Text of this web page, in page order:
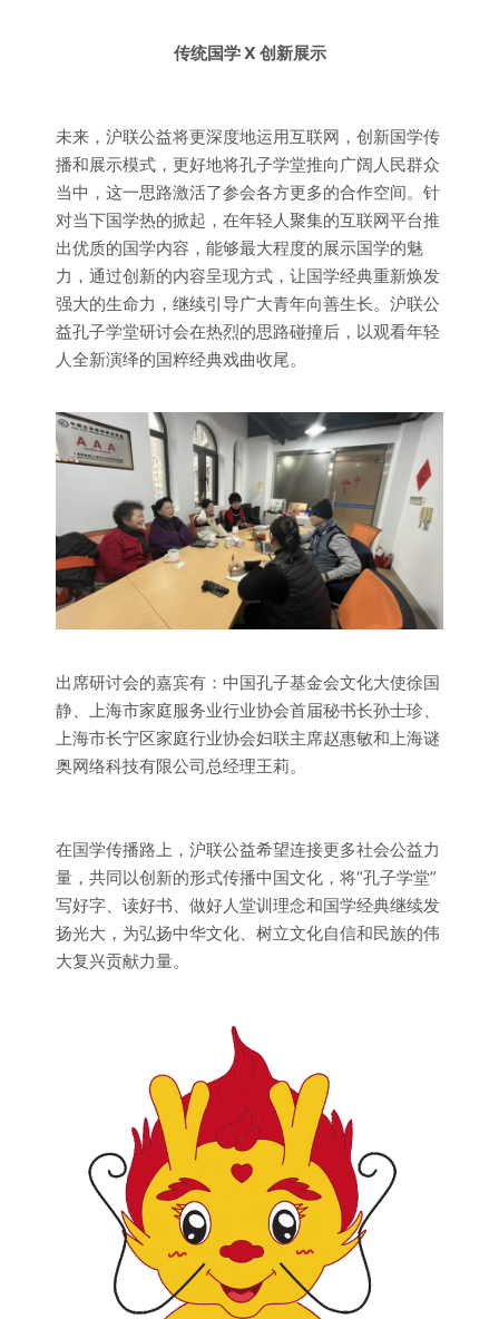
传统国学 X 创新展示
未来，沪联公益将更深度地运用互联网，创新国学传
播和展示模式，更好地将孔子学堂推向广阔人民群众
当中，这一思路激活了参会各方更多的合作空间。针
对当下国学热的掀起，在年轻人聚集的互联网平台推
出优质的国学内容，能够最大程度的展示国学的魅
力，通过创新的内容呈现方式，让国学经典重新焕发
强大的生命力，继续引导广大青年向善生长。沪联公
益孔子学堂研讨会在热烈的思路碰撞后，以观看年轻
人全新演绎的国粹经典戏曲收尾。
出席研讨会的嘉宾有：中国孔子基金会文化大使徐国
静、上海市家庭服务业行业协会首届秘书长孙士珍、
上海市长宁区家庭行业协会妇联主席赵惠敏和上海谜
奥网络科技有限公司总经理王莉。
在国学传播路上，沪联公益希望连接更多社会公益力
量，共同以创新的形式传播中国文化，将“孔子学堂”
写好字、读好书、做好人堂训理念和国学经典继续发
扬光大，为弘扬中华文化、树立文化自信和民族的伟
大复兴贡献力量。